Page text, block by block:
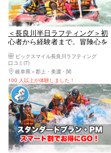
＜長良川半日ラフティング＞初
心者から経験者まで。冒険心を
ている！親切丁寧でフレンドリ
ーなスタッフがご案内！（小学
1年生～）
ビックスマイル長良川ラフティング
口コミ(7)
岐阜県
郡上・美濃・関
100 人以上が体験しました！